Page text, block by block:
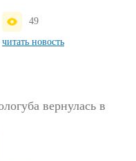
49
читать новость
вернулась в